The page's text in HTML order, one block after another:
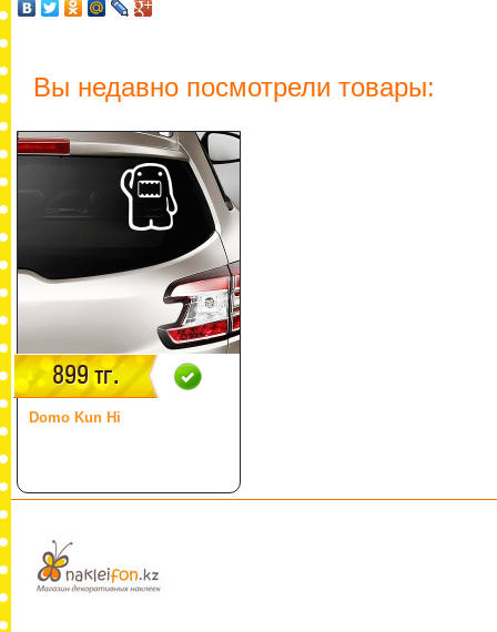
Вы недавно посмотрели товары:
899 тг.
Domo Kun Hi